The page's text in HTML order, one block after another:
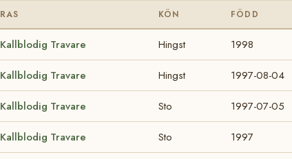
RAS KÖN FÖDD
Kallblodig Travare Hingst 1998
Kallblodig Travare Hingst 1997-08-04
Kallblodig Travare Sto 1997-07-05
Kallblodig Travare Sto 1997